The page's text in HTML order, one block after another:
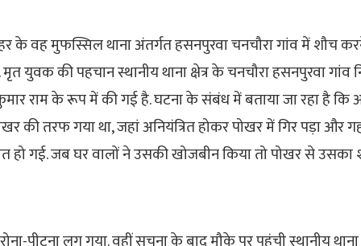
के वह मुफस्सिल थाना अंतर्गत हसनपुरवा चनचौरा गांव में शौच
युवक की पहचान स्थानीय थाना क्षेत्र के चनचौरा हसनपुरवा गांव
कुमार राम के रूप में की गई है. घटना के संबंध में बताया जा रहा है
की तरफ गया था, जहां अनियंत्रित होकर पोखर में गिर पड़ा और
गई. जब घर वालों ने उसकी खोजबीन किया तो पोखर से उसका